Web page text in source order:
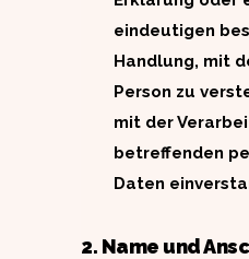
eindeutigen
Handlung, mit
Person zu
mit der
betreffenden
Daten
2. Name und